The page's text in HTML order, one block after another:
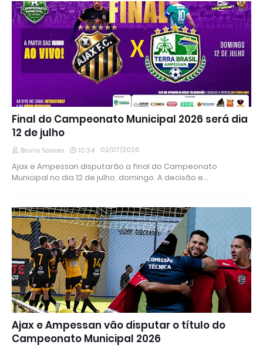
Final do Campeonato Municipal 2026 será dia
12 de julho
Bruno Soares 10:34 02/07/2026
Ajax e Ampessan disputarão a final do Campeonato
Municipal no dia 12 de julho, domingo. A decisão e…
Ajax e Ampessan vão disputar o título do
Campeonato Municipal 2026